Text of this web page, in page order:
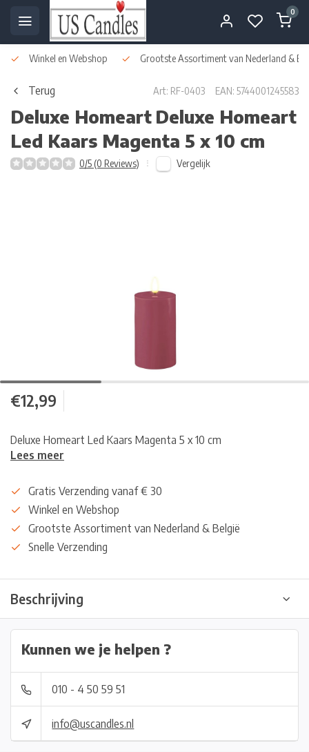
0
Winkel en Webshop Grootste Assortiment van Nederland &
Terug Art: RF-0403 EAN: 5744001245583
Deluxe Homeart Deluxe Homeart
Led Kaars Magenta 5 x 10 cm
0/5 (0 Reviews) Vergelijk
€12,99
Deluxe Homeart Led Kaars Magenta 5 x 10 cm
Lees meer
Gratis Verzending vanaf € 30
Winkel en Webshop
Grootste Assortiment van Nederland & België
Snelle Verzending
Beschrijving
Kunnen we je helpen ?
010 - 4 50 59 51
info@uscandles.nl